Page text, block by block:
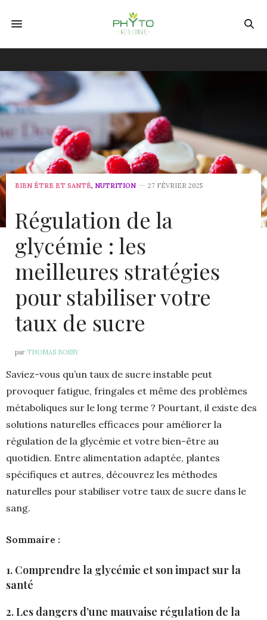
BIEN ÊTRE ET SANTÉ, NUTRITION 27 FÉVRIER 2025
Régulation de la
glycémie : les
meilleures stratégies
pour stabiliser votre
taux de sucre
par THOMAS BOSSY
Saviez-vous qu’un taux de sucre instable peut
provoquer fatigue, fringales et même des problèmes
métaboliques sur le long terme ? Pourtant, il existe des
solutions naturelles efficaces pour améliorer la
régulation de la glycémie et votre bien-être au
quotidien. Entre alimentation adaptée, plantes
spécifiques et autres, découvrez les méthodes
naturelles pour stabiliser votre taux de sucre dans le
sang.
Sommaire :
1. Comprendre la glycémie et son impact sur la
santé
2. Les dangers d’une mauvaise régulation de la